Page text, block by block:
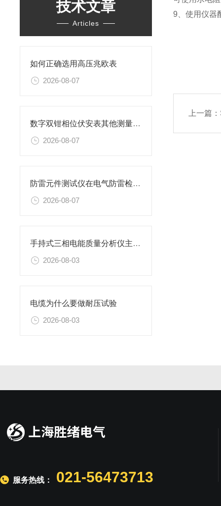
技术文章
Articles
如何正确选用高压兆欧表
2026-08-07
数字双钳相位伏安表其他测量功能
2026-08-07
防雷元件测试仪在电气防雷检测工作中的应用与实操要点
2026-08-07
手持式三相电能质量分析仪主要特性
2026-08-03
电缆为什么要做耐压试验
2026-08-03
9、使用仪器
上一篇：
服务热线： 021-56473713